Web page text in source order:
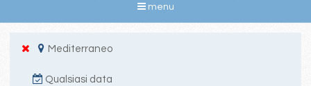
menu
Mediterraneo
Qualsiasi data